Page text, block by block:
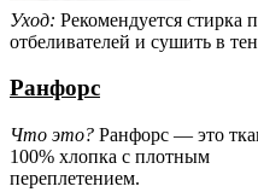
Уход: Рекомендуется стирка
отбеливателей и сушить в
Ранфорс
Что это? Ранфорс — это
100% хлопка с плотным
переплетением.